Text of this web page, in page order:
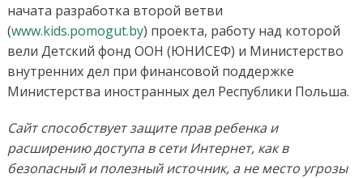
начата разработка второй ветви
(www.kids.pomogut.by) проекта, работу над которой
вели Детский фонд ООН (ЮНИСЕФ) и Министерство
внутренних дел при финансовой поддержке
Министерства иностранных дел Республики Польша.
Сайт способствует защите прав ребенка и
расширению доступа в сети Интернет, как в
безопасный и полезный источник, а не место угрозы